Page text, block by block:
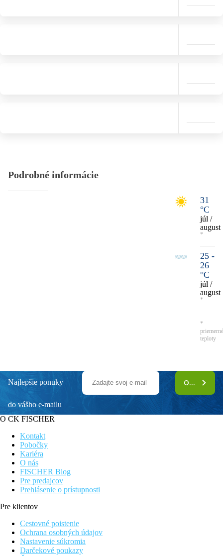
Podrobné informácie
31
°C
júl /
august
*
25 -
26
°C
júl /
august
*
*
teploty
Najlepšie ponuky
do vášho e-mailu
ODOBERAŤ
O CK FISCHER
Kontakt
Pobočky
Kariéra
O nás
FISCHER Blog
Pre predajcov
Prehlásenie o prístupnosti
Pre klientov
Cestovné poistenie
Ochrana osobných údajov
Nastavenie súkromia
Darčekové poukazy